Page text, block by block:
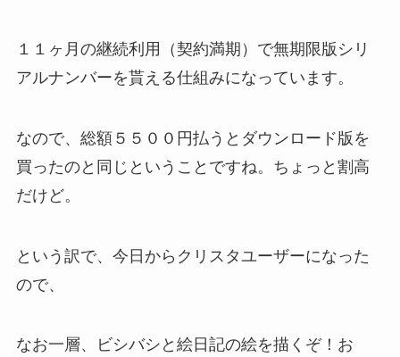
１１ヶ月の継続利用（契約満期）で無期限版シリ
アルナンバーを貰える仕組みになっています。
なので、総額５５００円払うとダウンロード版を
買ったのと同じということですね。ちょっと割高
だけど。
という訳で、今日からクリスタユーザーになった
ので、
なお一層、ビシバシと絵日記の絵を描くぞ！お